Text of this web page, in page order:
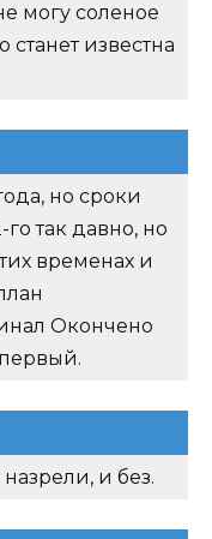
могу соленое
станет известна
но сроки
так давно, но
временах и
Окончено
и без.